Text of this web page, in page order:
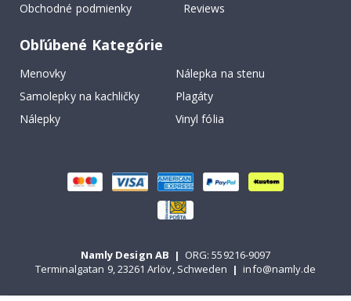
Obchodné podmienky
Reviews
Obľúbené Kategórie
Menovky
Nálepka na stenu
Samolepky na kachličky
Plagáty
Nálepky
Vinyl fólia
Namly Design AB | ORG: 559216-9097
Terminalgatan 9, 23261 Arlöv, Schweden | info@namly.de